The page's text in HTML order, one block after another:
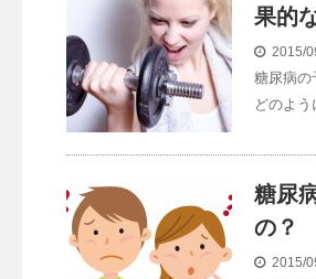
果的
2015/
糖尿病の
どのよ
糖尿
の？
2015/